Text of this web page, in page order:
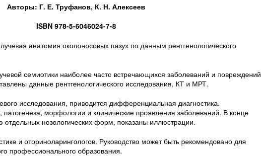
Авторы: Г. Е. Труфанов, К. Н. Алексеев
ISBN 978-5-6046024-7-8
анатомия околоносовых пазух по данным рентгенологического
семиотики наиболее часто встречающихся заболеваний и повреждений
данные рентгенологического исследования, КТ и МРТ.
исследования, приводится дифференциальная диагностика.
морфологии и клинические проявления заболеваний. В конце
нозологических форм, показаны иллюстрации.
и оториноларингологов. Руководство может быть рекомендовано для
профессионального образования.